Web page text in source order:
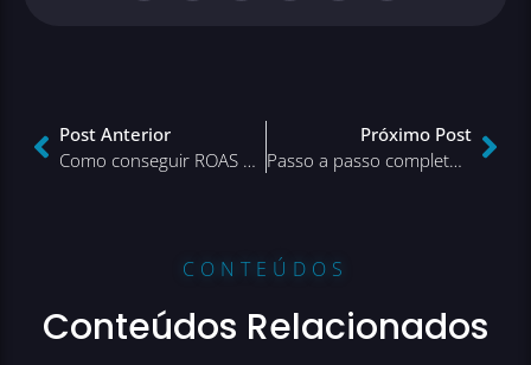
Post Anterior
Como conseguir ROAS de 168 em campanha para e-commerce
Próximo Post
Passo a passo completo para toda a equipe trabalhar em casa
CONTEÚDOS
Conteúdos Relacionados